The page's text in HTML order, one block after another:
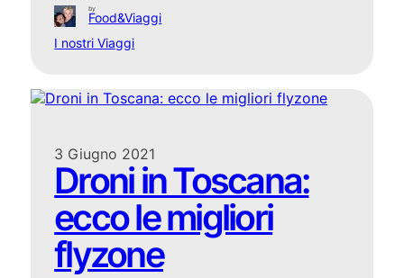
by
Food&Viaggi
I nostri Viaggi
3 Giugno 2021
Droni in Toscana:
ecco le migliori
flyzone